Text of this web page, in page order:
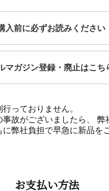
入前に必ずお読みください
マガジン登録・廃止はこち
っておりません。
故がございましたら、 弊
弊社負担で早急に新品を
お支払い方法